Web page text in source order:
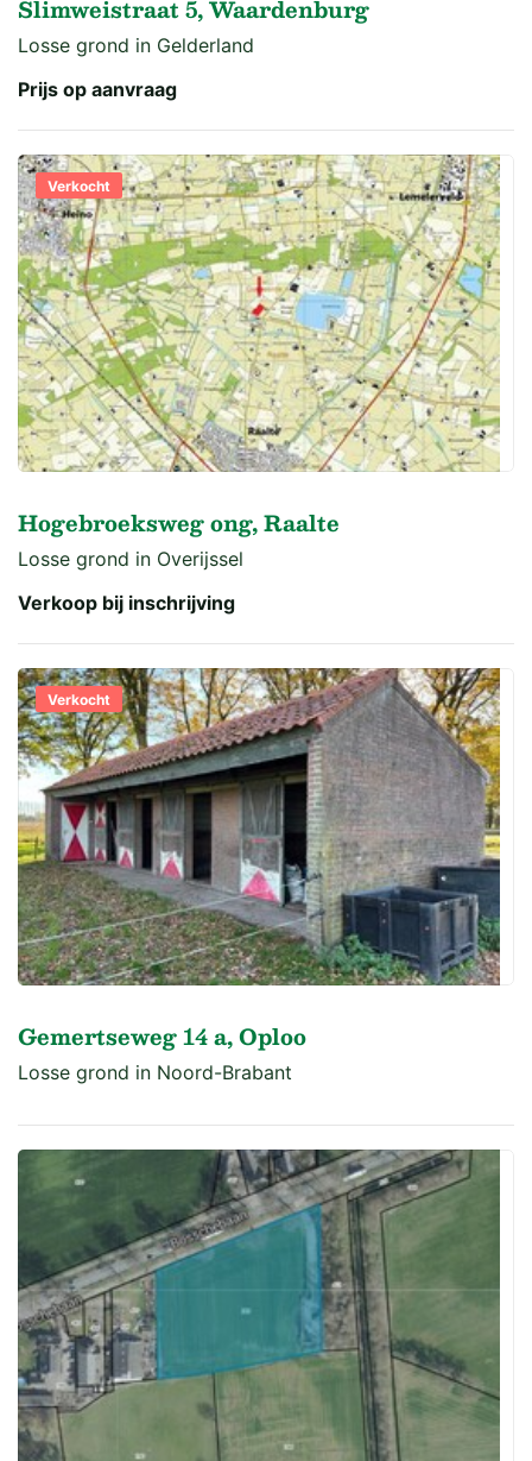
Slimweistraat 5, Waardenburg
Losse grond in Gelderland
Prijs op aanvraag
Verkocht
Hogebroeksweg ong, Raalte
Losse grond in Overijssel
Verkoop bij inschrijving
Verkocht
Gemertseweg 14 a, Oploo
Losse grond in Noord-Brabant